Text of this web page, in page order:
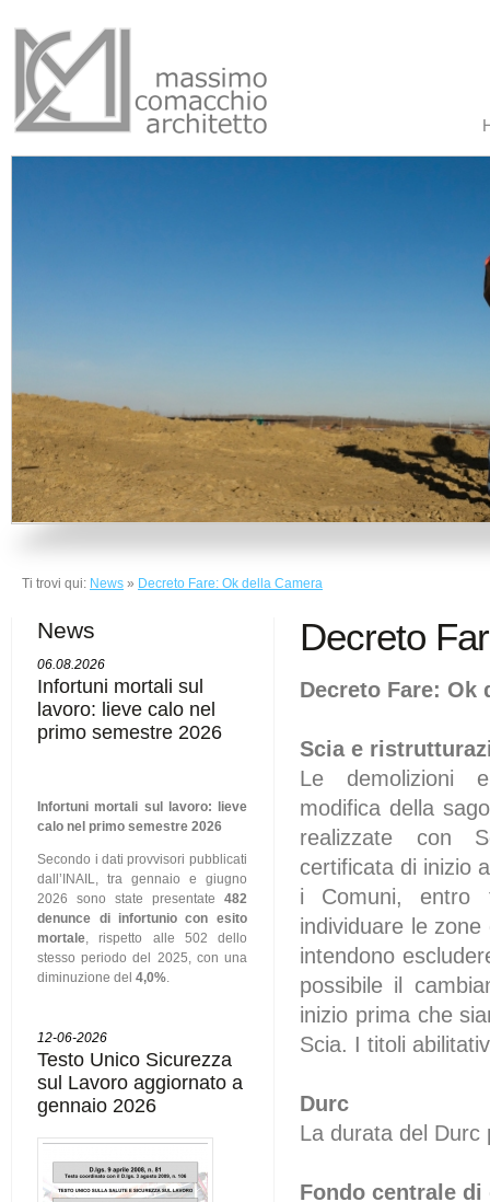
Ti trovi qui: News » Decreto Fare: Ok della Camera
News
06.08.2026
Infortuni mortali sul
lavoro: lieve calo nel
primo semestre 2026
Infortuni mortali sul lavoro: lieve
calo nel primo semestre 2026
Secondo i dati provvisori pubblicati
dall’INAIL, tra gennaio e giugno
2026 sono state presentate 482
denunce di infortunio con esito
mortale, rispetto alle 502 dello
stesso periodo del 2025, con una
diminuzione del4,0%.
12-06-2026
Testo Unico Sicurezza
sul Lavoro aggiornato a
gennaio 2026
Decreto
Decreto Fare: Ok
Scia e
Le demolizioni
modifica della
realizzate con
certificata di inizio
i Comuni, entro
individuare le
intendono
possibile il
inizio prima che
Scia. I titoli
Durc
La durata del Durc
Fondo centrale